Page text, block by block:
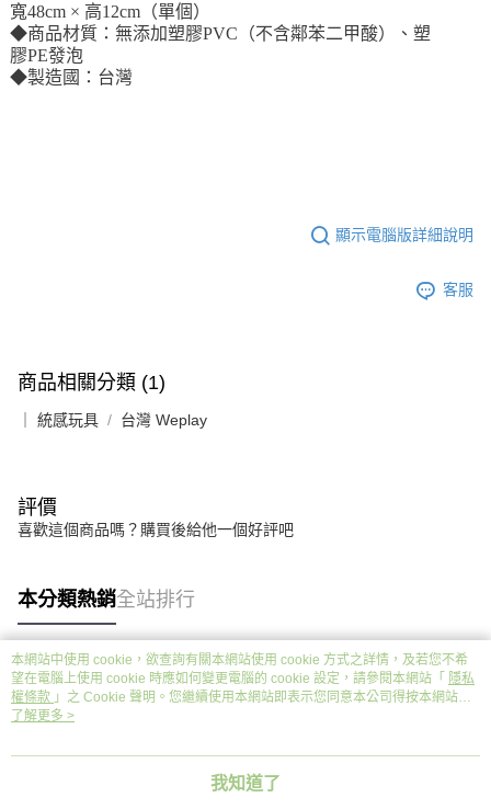
寬48cm × 高12cm（單個）
◆商品材質：無添加塑膠PVC（不含鄰苯二甲酸）、塑
膠PE發泡
◆製造國：台灣
顯示電腦版詳細說明
客服
商品相關分類 (1)
｜ 統感玩具 台灣 Weplay
評價
喜歡這個商品嗎？購買後給他一個好評吧
本分類熱銷全站排行
熱門標籤
本網站中使用 cookie，欲查詢有關本網站使用 cookie 方式之詳情，及若您不希
望在電腦上使用 cookie 時應如何變更電腦的 cookie 設定，請參閱本網站「 隱私
權條款 」之 Cookie 聲明。您繼續使用本網站即表示您同意本公司得按本網站使
用條款之 Cookie 聲明使用 cookie。
了解更多 >
我知道了